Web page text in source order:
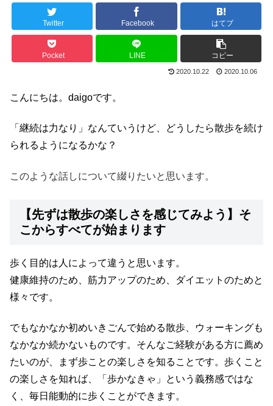
Twitter Facebook はてブ
Pocket LINE コピー
2020.10.22 2020.10.06
こんにちは。daigoです。
「継続は力なり」なんていうけど、どうしたら散歩を続け
られるようになるかな？
このような話しについて綴りたいと思います。
【先ずは散歩の楽しさを感じてみよう】そ
こからすべてが始まります
歩く目的は人によって違うと思います。
健康維持のため、筋力アップのため、ダイエットのためと
様々です。
でもなかなか初めいきごんで始める散歩、ウォーキングも
なかなか続かないものです。そんなご経験がある方に薦め
たいのが、まず歩ことの楽しさを知ることです。歩くこと
の楽しさを知れば、「歩かなきゃ」という義務感ではな
く、毎日能動的に歩くことができます。